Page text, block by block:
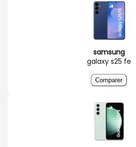
samsung
galaxy s25 fe
Comparer